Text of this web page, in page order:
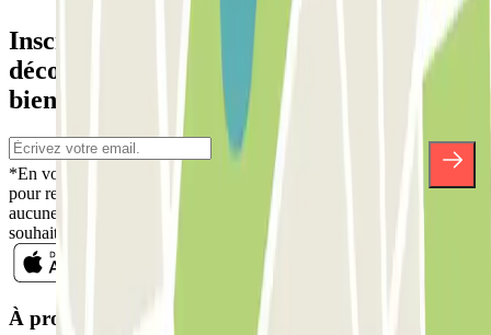
Inscrivez-vous à notre newsletter et
découvrez des réductions, des concours et
bien d'autres surprises.
*En vous inscrivant, vous acceptez notre politique de confidentialité
pour recevoir des communications commerciales de Parclick. Sans
aucune obligation, vous pouvez vous désinscrire quand vous le
souhaitez dans la même newsletter.
À propos de Parclick